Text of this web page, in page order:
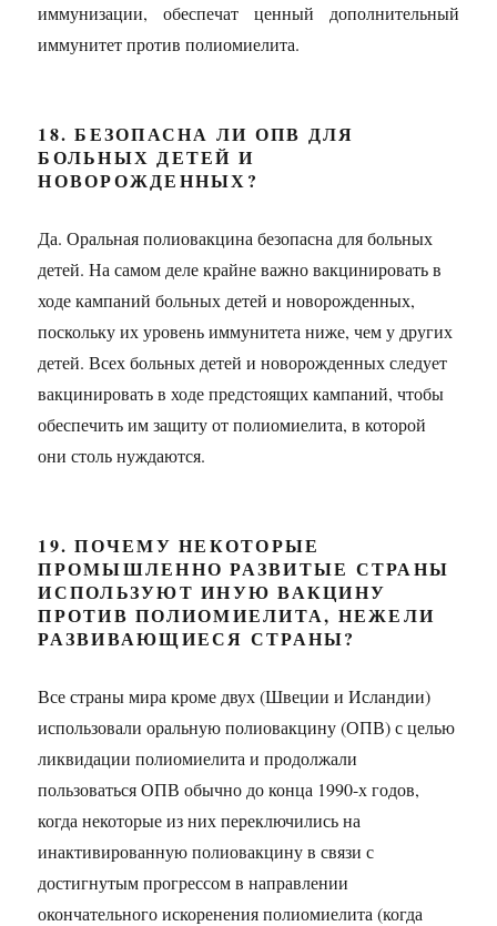
иммунизации, обеспечат ценный дополнительный
иммунитет против полиомиелита.
18. БЕЗОПАСНА ЛИ ОПВ ДЛЯ
БОЛЬНЫХ ДЕТЕЙ И
НОВОРОЖДЕННЫХ?
Да. Оральная полиовакцина безопасна для больных
детей. На самом деле крайне важно вакцинировать в
ходе кампаний больных детей и новорожденных,
поскольку их уровень иммунитета ниже, чем у других
детей. Всех больных детей и новорожденных следует
вакцинировать в ходе предстоящих кампаний, чтобы
обеспечить им защиту от полиомиелита, в которой
они столь нуждаются.
19. ПОЧЕМУ НЕКОТОРЫЕ
ПРОМЫШЛЕННО РАЗВИТЫЕ СТРАНЫ
ИСПОЛЬЗУЮТ ИНУЮ ВАКЦИНУ
ПРОТИВ ПОЛИОМИЕЛИТА, НЕЖЕЛИ
РАЗВИВАЮЩИЕСЯ СТРАНЫ?
Все страны мира кроме двух (Швеции и Исландии)
использовали оральную полиовакцину (ОПВ) с целью
ликвидации полиомиелита и продолжали
пользоваться ОПВ обычно до конца 1990-х годов,
когда некоторые из них переключились на
инактивированную полиовакцину в связи с
достигнутым прогрессом в направлении
окончательного искоренения полиомиелита (когда